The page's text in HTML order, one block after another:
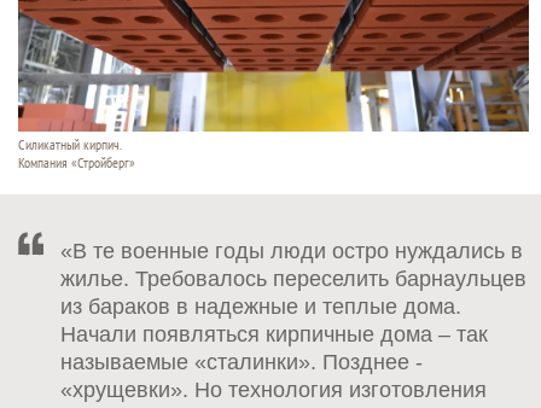
Силикатный кирпич.
Компания «Стройберг»
«В те военные годы люди остро нуждались в
жилье. Требовалось переселить барнаульцев
из бараков в надежные и теплые дома.
Начали появляться кирпичные дома – так
называемые «сталинки». Позднее -
«хрущевки». Но технология изготовления